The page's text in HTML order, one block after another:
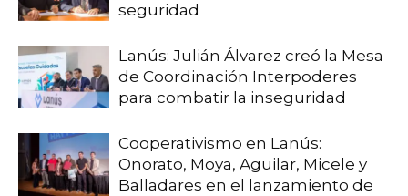
seguridad
Lanús: Julián Álvarez creó la Mesa
de Coordinación Interpoderes
para combatir la inseguridad
Cooperativismo en Lanús:
Onorato, Moya, Aguilar, Micele y
Balladares en el lanzamiento de